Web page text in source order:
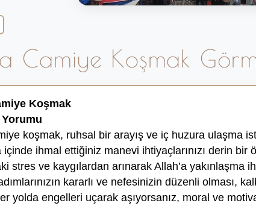
Camiye Koşmak
Koşmak
Yorumu
koşmak, ruhsal bir arayış ve iç huzura ulaşma
ihmal ettiğiniz manevi ihtiyaçlarınızı derin bir
stres ve kaygılardan arınarak Allah’a yakınlaşma
kararlı ve nefesinizin düzenli olması,
yolda engelleri uçarak aşıyorsanız, moral ve